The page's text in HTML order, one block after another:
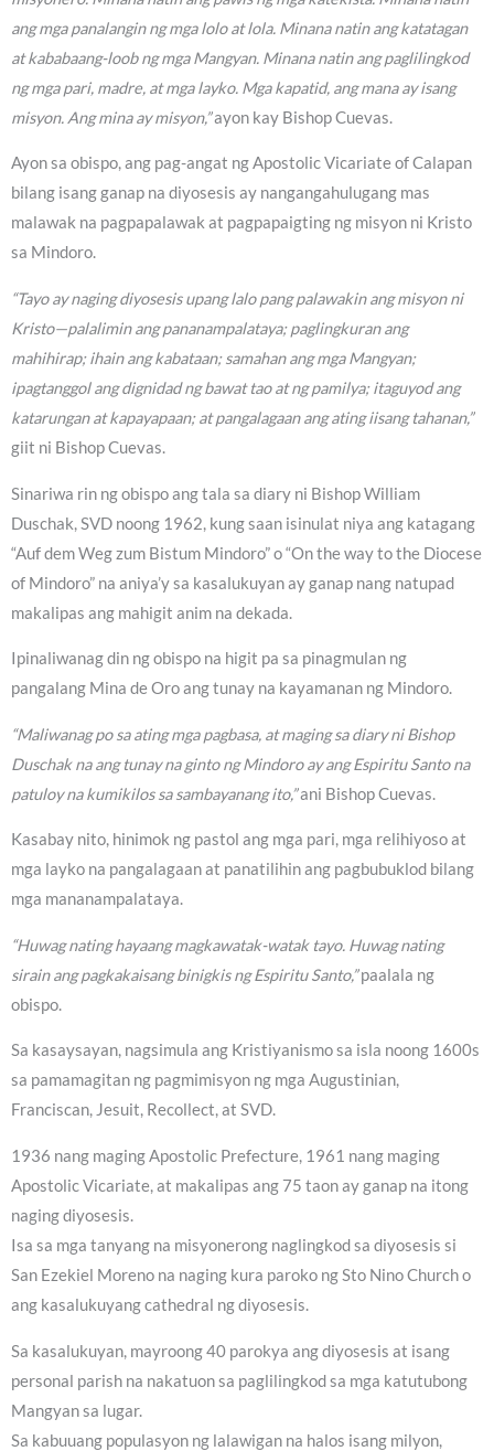
ang mga panalangin ng mga lolo at lola. Minana natin ang katatagan
at kababaang-loob ng mga Mangyan. Minana natin ang paglilingkod
ng mga pari, madre, at mga layko. Mga kapatid, ang mana ay isang
misyon. Ang mina ay misyon,”ayon kay Bishop Cuevas.
Ayon sa obispo, ang pag-angat ng Apostolic Vicariate of Calapan
bilang isang ganap na diyosesis ay nangangahulugang mas
malawak na pagpapalawak at pagpapaigting ng misyon ni Kristo
sa Mindoro.
“Tayo ay naging diyosesis upang lalo pang palawakin ang misyon ni
Kristo—palalimin ang pananampalataya; paglingkuran ang
mahihirap; ihain ang kabataan; samahan ang mga Mangyan;
ipagtanggol ang dignidad ng bawat tao at ng pamilya; itaguyod ang
katarungan at kapayapaan; at pangalagaan ang ating iisang tahanan,”
giit ni Bishop Cuevas.
Sinariwa rin ng obispo ang tala sa diary ni Bishop William
Duschak, SVD noong 1962, kung saan isinulat niya ang katagang
“Auf dem Weg zum Bistum Mindoro” o “On the way to the Diocese
of Mindoro” na aniya’y sa kasalukuyan ay ganap nang natupad
makalipas ang mahigit anim na dekada.
Ipinaliwanag din ng obispo na higit pa sa pinagmulan ng
pangalang Mina de Oro ang tunay na kayamanan ng Mindoro.
“Maliwanag po sa ating mga pagbasa, at maging sa diary ni Bishop
Duschak na ang tunay na ginto ng Mindoro ay ang Espiritu Santo na
patuloy na kumikilos sa sambayanang ito,”ani Bishop Cuevas.
Kasabay nito, hinimok ng pastol ang mga pari, mga relihiyoso at
mga layko na pangalagaan at panatilihin ang pagbubuklod bilang
mga mananampalataya.
“Huwag nating hayaang magkawatak-watak tayo. Huwag nating
sirain ang pagkakaisang binigkis ng Espiritu Santo,”paalala ng
obispo.
Sa kasaysayan, nagsimula ang Kristiyanismo sa isla noong 1600s
sa pamamagitan ng pagmimisyon ng mga Augustinian,
Franciscan, Jesuit, Recollect, at SVD.
1936 nang maging Apostolic Prefecture, 1961 nang maging
Apostolic Vicariate, at makalipas ang 75 taon ay ganap na itong
naging diyosesis.
Isa sa mga tanyang na misyonerong naglingkod sa diyosesis si
San Ezekiel Moreno na naging kura paroko ng Sto Nino Church o
ang kasalukuyang cathedral ng diyosesis.
Sa kasalukuyan, mayroong 40 parokya ang diyosesis at isang
personal parish na nakatuon sa paglilingkod sa mga katutubong
Mangyan sa lugar.
Sa kabuuang populasyon ng lalawigan na halos isang milyon,